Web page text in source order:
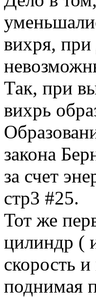
вихря, при
Так, при
вихрь
закона
за счет
стр3 #25.
Тот же
цилиндр (
скорость
поднимая